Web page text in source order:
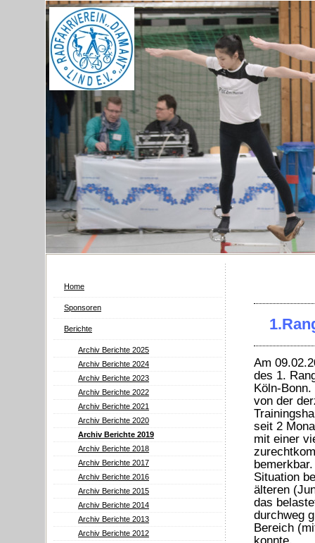
Home
Sponsoren
Berichte
Archiv Berichte 2025
Archiv Berichte 2024
Archiv Berichte 2023
Archiv Berichte 2022
Archiv Berichte 2021
Archiv Berichte 2020
Archiv Berichte 2019
Archiv Berichte 2018
Archiv Berichte 2017
Archiv Berichte 2016
Archiv Berichte 2015
Archiv Berichte 2014
Archiv Berichte 2013
Archiv Berichte 2012
Am
des 1.
Köln-
von der
seit 2
mit einer
Situation
älteren
das
durchweg
Bereich